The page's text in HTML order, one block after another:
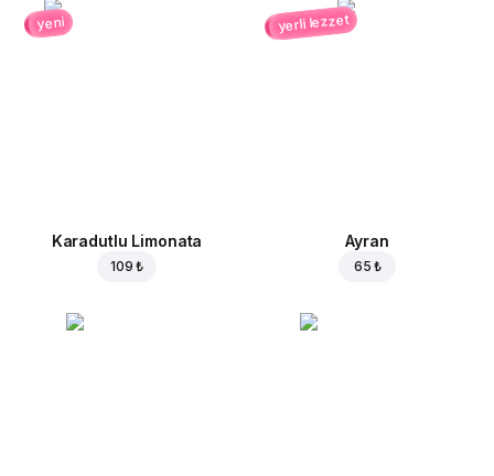
yeni
Karadutlu Limonata
109 ₺
yerli lezzet
Ayran
65 ₺